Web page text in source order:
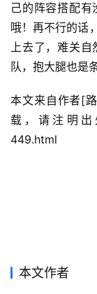
己的阵容搭配有
哦！再不行的话
上去了，难关自
队，抱大腿也是
本文来自作者[
载，请注明出
449.html
本文作者